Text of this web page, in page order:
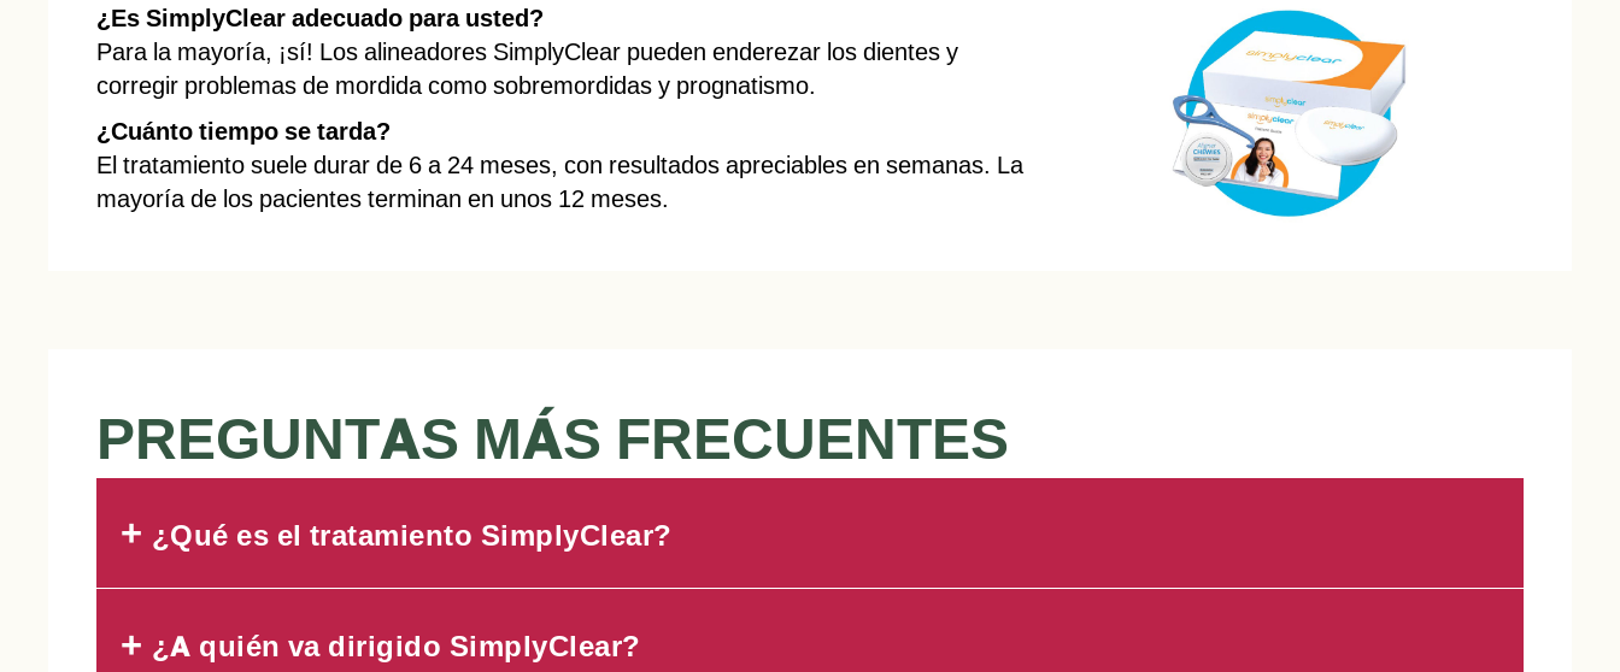
¿Es SimplyClear adecuado para usted?
Para la mayoría, ¡sí! Los alineadores SimplyClear pueden enderezar los dientes y
corregir problemas de mordida como sobremordidas y prognatismo.
¿Cuánto tiempo se tarda?
El tratamiento suele durar de 6 a 24 meses, con resultados apreciables en semanas. La
mayoría de los pacientes terminan en unos 12 meses.
PREGUNTAS MÁS FRECUENTES
+ ¿Qué es el tratamiento SimplyClear?
+ ¿A quién va dirigido SimplyClear?